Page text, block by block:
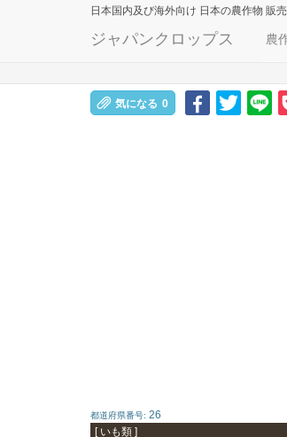
日本国内及び海外向け 日本の農作物 販
ジャパンクロップス 農
気になる 0
都道府県番号: 26
[ いも類 ]